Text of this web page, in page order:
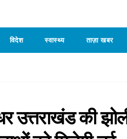
विदेश स्वास्थ्य ताज़ा खबर
उत्तराखंड की